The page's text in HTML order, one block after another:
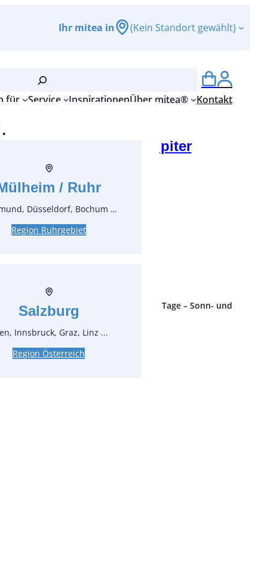
Ihr mitea in (Kein Standort gewählt)
für Service InspirationenÜber mitea® Kontakt
Rauchgrün 0,28 l Jupiter
1Stück
MwSt.
und Mieteinheit (1 Mieteinheit = 3 Tage – Sonn- und
Berechnung), zzgl. Endreinigung
/ Ruhr
Düsseldorf, Bochum …
Region Ruhrgebiet
Salzburg
Innsbruck, Graz, Linz ...
Region Österreich